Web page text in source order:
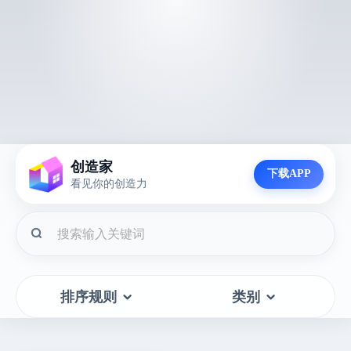
创造家
看见你的创造力
下载APP
排序规则 类别